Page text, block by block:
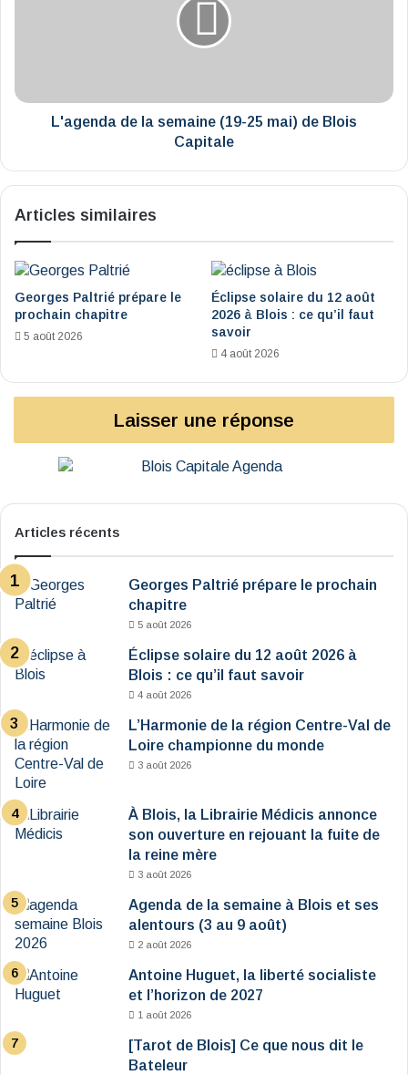
Blois
CapitaleL'agenda de la semaine (19-25 mai) de Blois
Capitale
Articles similaires
Georges Paltrié prépare le
prochain chapitre
5 août 2026
Éclipse solaire du 12 août
2026 à Blois : ce qu’il faut
savoir
4 août 2026
Laisser une réponse
Articles récents
Georges Paltrié prépare le prochain
chapitre
5 août 2026
Éclipse solaire du 12 août 2026 à
Blois : ce qu’il faut savoir
4 août 2026
L’Harmonie de la région Centre-Val de
Loire championne du monde
3 août 2026
À Blois, la Librairie Médicis annonce
son ouverture en rejouant la fuite de
la reine mère
3 août 2026
Agenda de la semaine à Blois et ses
alentours (3 au 9 août)
2 août 2026
Antoine Huguet, la liberté socialiste
et l’horizon de 2027
1 août 2026
[Tarot de Blois] Ce que nous dit le
Bateleur